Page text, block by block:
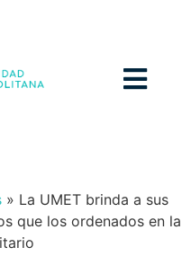
» La UMET brinda a sus
que los ordenados en la